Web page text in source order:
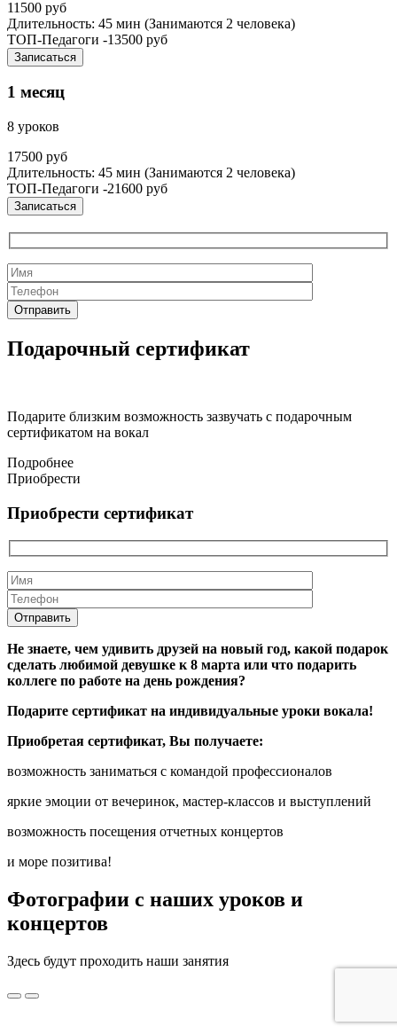
11500 руб
Длительность: 45 мин (Занимаются 2 человека)
ТОП-Педагоги -13500 руб
Записаться
1 месяц
8 уроков
17500 руб
Длительность: 45 мин (Занимаются 2 человека)
ТОП-Педагоги -21600 руб
Записаться
Подарочный сертификат
Подарите близким возможность зазвучать с подарочным
сертификатом на вокал
Подробнее
Приобрести
Приобрести сертификат
Не знаете, чем удивить друзей на новый год, какой подарок
сделать любимой девушке к 8 марта или что подарить
коллеге по работе на день рождения?
Подарите сертификат на индивидуальные уроки вокала!
Приобретая сертификат, Вы получаете:
возможность заниматься с командой профессионалов
яркие эмоции от вечеринок, мастер-классов и выступлений
возможность посещения отчетных концертов
и море позитива!
Фотографии с наших уроков и
концертов
Здесь будут проходить наши занятия